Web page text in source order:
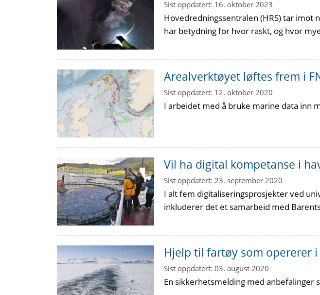
Sist oppdatert: 16. oktober 2023
Hovedredningssentralen (HRS) tar
har betydning for hvor raskt, og hvor
Arealverktøyet løftes frem i
Sist oppdatert: 12. oktober 2020
I arbeidet med å bruke marine data inn
Vil ha digital kompetanse i
Sist oppdatert: 23. september 2020
I alt fem digitaliseringsprosjekter ved
inkluderer det et samarbeid med
Hjelp til fartøy som opererer
Sist oppdatert: 03. august 2020
En sikkerhetsmelding med anbefalinger